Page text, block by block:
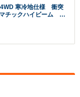
4WD 寒冷地仕様 衝突
チックハイビーム 横